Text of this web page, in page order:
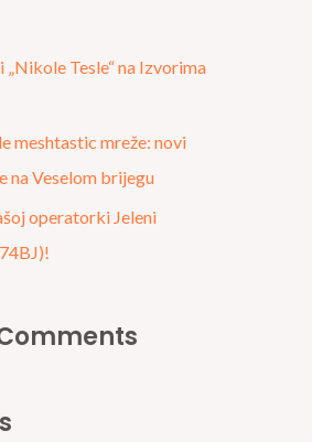
„Nikole Tesle“ na Izvorima
meshtastic mreže: novi
na Veselom brijegu
operatorki Jeleni